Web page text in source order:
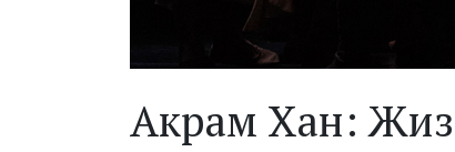
Акрам Хан: